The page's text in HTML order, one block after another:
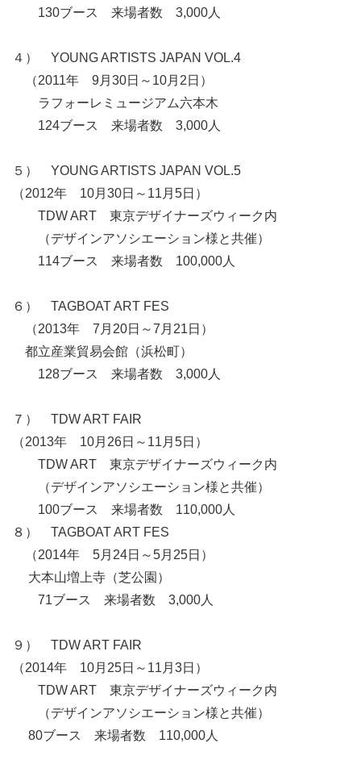
130ブース 来場者数 3,000人
４） YOUNG ARTISTS JAPAN VOL.4
（2011年 9月30日～10月2日）
ラフォーレミュージアム六本木
124ブース 来場者数 3,000人
５） YOUNG ARTISTS JAPAN VOL.5
（2012年 10月30日～11月5日）
TDW ART 東京デザイナーズウィーク内
（デザインアソシエーション様と共催）
114ブース 来場者数 100,000人
６） TAGBOAT ART FES
（2013年 7月20日～7月21日）
都立産業貿易会館（浜松町）
128ブース 来場者数 3,000人
７） TDW ART FAIR
（2013年 10月26日～11月5日）
TDW ART 東京デザイナーズウィーク内
（デザインアソシエーション様と共催）
100ブース 来場者数 110,000人
８） TAGBOAT ART FES
（2014年 5月24日～5月25日）
大本山増上寺（芝公園）
71ブース 来場者数 3,000人
９） TDW ART FAIR
（2014年 10月25日～11月3日）
TDW ART 東京デザイナーズウィーク内
（デザインアソシエーション様と共催）
80ブース 来場者数 110,000人